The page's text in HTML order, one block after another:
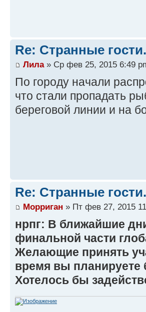
Re: Странные гости.
Лила» Ср фев 25, 2015 6:49
По городу начали
что стали пропадать
береговой линии и на
Re: Странные гости.
Морриган » Пт фев 27, 2015
нрпг: В ближайшие
финальной части
Желающие принять
время вы планируете
Хотелось бы